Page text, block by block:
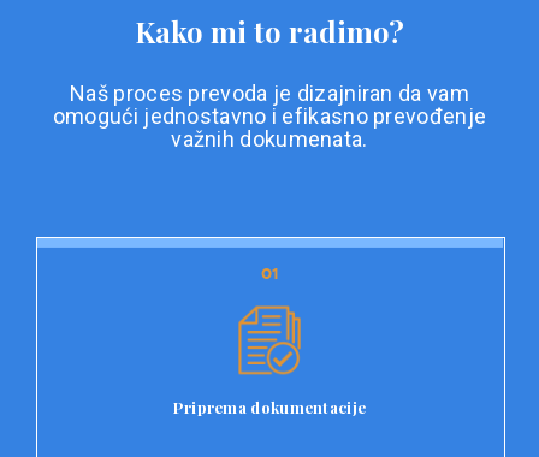
Kako mi to radimo?
Naš proces prevoda je dizajniran da vam
omogući jednostavno i efikasno prevođenje
važnih dokumenata.
01
Priprema dokumentacije
01
Prvi korak u našem procesu prevoda je priprema
dokumentacije. Korisnici jednostavno učitavaju svoje
dokumenta, kao i specifične zahtjeve za prevod.